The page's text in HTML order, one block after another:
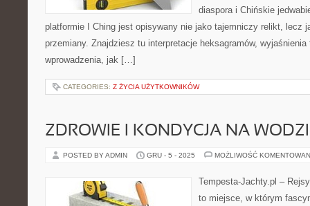
diaspora i Chińskie
platformie I Ching jest opisywany nie jako tajemniczy relikt, lecz
przemiany. Znajdziesz tu interpretacje heksagramów,
wprowadzenia, jak […]
CATEGORIES: Z ŻYCIA UŻYTKOWNIKÓW
ZDROWIE I KONDYCJA NA
POSTED BY ADMIN GRU - 5 - 2025 MOŻLIWOŚĆ
Tempesta-Jachty.pl –
to miejsce, w którym